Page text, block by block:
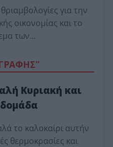
για την
οικονομίας και το
των…
Κυριακή και
το καλοκαίρι αυτήν
θερμοκρασίες και